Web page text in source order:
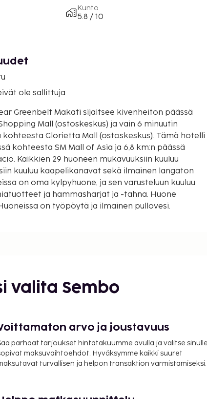
Kunto
5.8 / 10
ole sallittuja
Greenbelt Makati sijaitsee kivenheiton päässä
Mall (ostoskeskus) ja vain 6 minuutin
Glorietta Mall (ostoskeskus). Tämä hotelli
kohteesta SM Mall of Asia ja 6,8 km:n päässä
Kaikkien 29 huoneen mukavuuksiin kuuluu
kuuluu kaapelikanavat sekä ilmainen langaton
on oma kylpyhuone, ja sen varusteluun kuuluu
ja hammasharjat ja -tahna. Huone
on työpöytä ja ilmainen pullovesi.
majoituspaikan meille ilmoittamat maksut.
asiakkaat saavat oleskella huoneissa.
ei salli lemmikkejä ja avustajaeläimiä.
ei tarjoilla alkoholia.
ja kontaktiton uloskirjautuminen ovat
valita Sembo
arvo ja joustavuus
parhaat tarjoukset hintatakuumme avulla ja valitse sinulle
maksuvaihtoehdot. Hyväksymme kaikki suuret
turvallisen ja helpon transaktion varmistamiseksi.